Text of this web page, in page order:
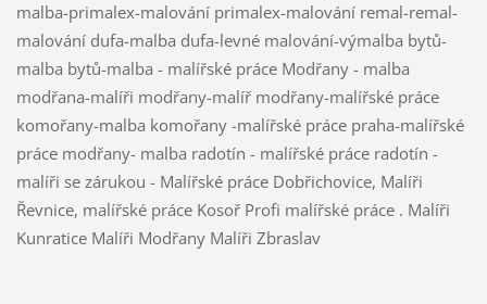
malba-primalex-malování primalex-malování remal-remal-
malování dufa-malba dufa-levné malování-výmalba bytů-
malba bytů-malba - malířské práce Modřany - malba
modřana-malíři modřany-malíř modřany-malířské práce
komořany-malba komořany -malířské práce praha-malířské
práce modřany- malba radotín - malířské práce radotín -
malíři se zárukou - Malířské práce Dobřichovice, Malíři
Řevnice, malířské práce Kosoř Profi malířské práce . Malíři
Kunratice Malíři Modřany Malíři Zbraslav